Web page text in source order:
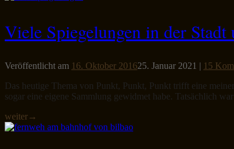
Viele Spiegelungen in der
Veröffentlicht am 16. Oktober 201625. Januar 2021 | 15
Das heutige Thema von Punkt, Punkt, Punkt trifft eine
sogar eine eigene Sammlung gewidmet habe. Tatsächlich
weiter→